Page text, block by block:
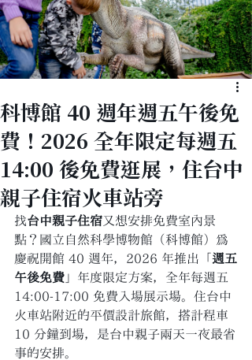
科博館 40 週年週五午後免
費！2026 全年限定每週五
14:00 後免費逛展，住台中
親子住宿火車站旁
找台中親子住宿又想安排免費室內景
點？國立自然科學博物館（科博館）為
慶祝開館 40 週年，2026 年推出「 週五
午後免費 」年度限定方案，全年每週五
14:00-17:00 免費入場展示場。住台中
火車站附近的平價設計旅館，搭計程車
10 分鐘到場，是台中親子兩天一夜最省
事的安排。